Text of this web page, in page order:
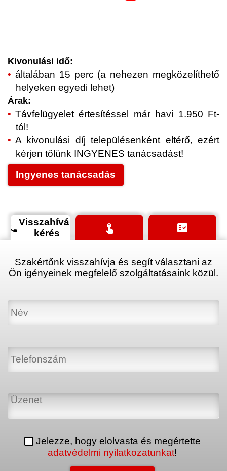
Kivonulási idő:
általában 15 perc (a nehezen megközelíthető
helyeken egyedi lehet)
Árak:
Távfelügyelet értesítéssel már havi 1.950 Ft-
tól!
A kivonulási díj településenként eltérő, ezért
kérjen tőlünk INGYENES tanácsadást!
Ingyenes tanácsadás
phoneVisszahívás
kérés
touch_app fact_check
Szakértőnk visszahívja és segít választani az
Ön igényeinek megfelelő szolgáltatásaink közül.
Jelezze, hogy elolvasta és megértette
adatvédelmi nyilatkozatunkat!